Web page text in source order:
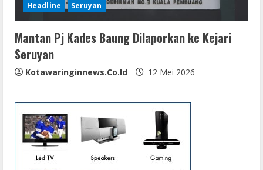
Headline Seruyan
Mantan Pj Kades Baung Dilaporkan ke Kejari
Seruyan
Kotawaringinnews.co.id 12 Mei 2026